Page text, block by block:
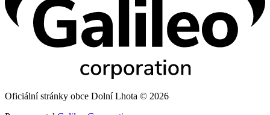
Oficiální stránky obce Dolní Lhota © 2026